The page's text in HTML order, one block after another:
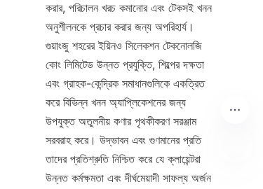
করার, পরিচালন খরচ কমানোর এবং টেকসই খনন
অনুশীলনকে প্রচার করার জন্য অপরিহার্য।
গুয়াংজু শহরের ইয়িনও সিলেকশন টেকনোলজি
কোং লিমিটেড উন্নত প্রযুক্তি, শিল্পের দক্ষতা
এবং গ্রাহক-কেন্দ্রিক সমাধানগুলিকে একত্রিত
করে বিভিন্ন খনন অ্যাপ্লিকেশনের জন্য
উপযুক্ত অতুলনীয় কণার পৃথকীকরণ সরঞ্জাম
সরবরাহ করে। উদ্ভাবন এবং গুণমানের প্রতি
তাদের প্রতিশ্রুতি নিশ্চিত করে যে ক্লায়েন্টরা
উন্নত কর্মক্ষমতা এবং দীর্ঘমেয়াদী সাফল্য অর্জন